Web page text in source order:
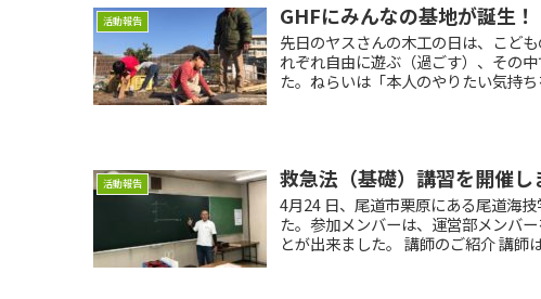
活動報告 GHFにみんなの基地が誕生！
先日のヤスさんの木工の日は、こど
れぞれ自由に遊ぶ（過ごす）、その
た。ねらいは「本人のやりたい気持
活動報告 救急法（基礎）講習を開催し
4月24 日、尾道市栗原にある尾道海
た。参加メンバーは、運営部メンバ
とが出来ました。 講師のご紹介 講師